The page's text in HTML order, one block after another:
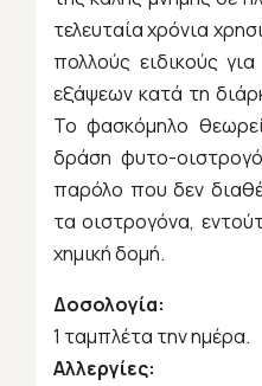
τελευταία χρόνια
πολλούς ειδικούς
εξάψεων κατά τη
Το φασκόμηλο
δράση φυτο-
παρόλο που δεν
τα οιστρογόνα,
χημική δομή.
Δοσολογία:
1 ταμπλέτα την ημέρα.
Αλλεργίες: